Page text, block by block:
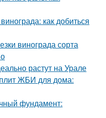
как добиться
винограда сорта
растут на Урале
ЖБИ для дома:
фундамент: